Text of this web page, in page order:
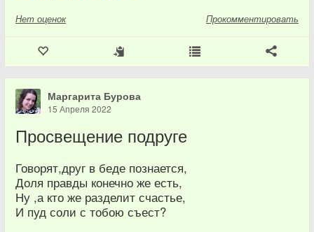
Нет оценок Прокомментировать
Маргарита Бурова
15 Апреля 2022
Просвещение подруге
Говорят,друг в беде познается,
Доля правды конечно же есть,
Ну ,а кто же разделит счастье,
И пуд соли с тобою съест?